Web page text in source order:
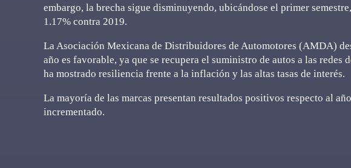
embargo, la brecha sigue disminuyendo, ubicándose el primer
1.17% contra 2019.
La Asociación Mexicana de Distribuidores de Automotores (AMDA)
año es favorable, ya que se recupera el suministro de autos a las redes
ha mostrado resiliencia frente a la inflación y las altas tasas de interés.
La mayoría de las marcas presentan resultados positivos respecto al
incrementado.